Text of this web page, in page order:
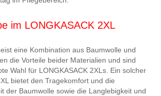
im LONGKASACK 2XL
eine Kombination aus Baumwolle und
die Vorteile beider Materialien und sind
Wahl für LONGKASACK 2XLs. Ein solcher
bietet den Tragekomfort und die
der Baumwolle sowie die Langlebigkeit und